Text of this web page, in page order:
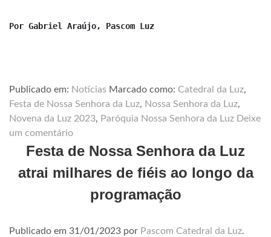
Por Gabriel Araújo, Pascom Luz
Publicado em: Notícias Marcado como: Catedral da Luz,
Festa de Nossa Senhora da Luz, Nossa Senhora da Luz,
Novena da Luz 2023, Paróquia Nossa Senhora da Luz Deixe
um comentário
Festa de Nossa Senhora da Luz
atrai milhares de fiéis ao longo da
programação
Publicado em 31/01/2023 por Pascom Catedral da Luz.